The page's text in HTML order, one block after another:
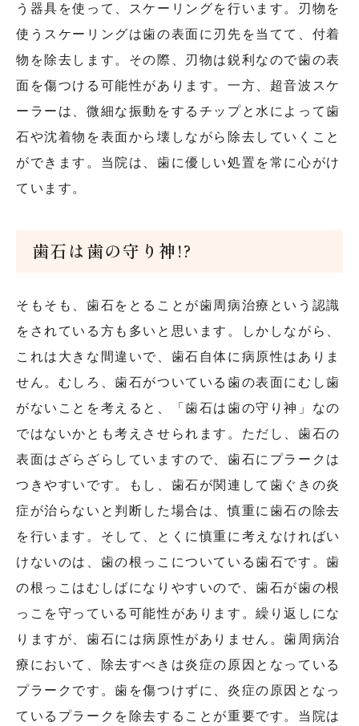
う器具を使って、スケーリングを行います。刃物を
使うスケーリングは歯の表面に刃先を当てて、付着
物を除去します。その際、刃物は鋭利なので歯の表
面を傷つける可能性があります。一方、超音波スケ
ーラーは、微細な振動をするチップと水によって歯
石や沈着物を表面から壊しながら除去していくこと
ができます。当院は、歯に優しい処置を常に心がけ
ています。
歯石は歯の守り神!?
そもそも、歯石をとることが歯周病治療という認識
をされている方も多いと思います。しかしながら、
これは大きな間違いで、歯石自体に病原性はありま
せん。むしろ、歯石がついている歯の表面にむし歯
がないことを考えると、「歯石は歯の守り神」なの
ではないかとも考えさせられます。ただし、歯石の
表面はざらざらしていますので、歯石にプラークは
つきやすいです。もし、歯石が関連して歯ぐきの炎
症が治らないと判断した場合は、慎重に歯石の除去
を行います。そして、とくに慎重に考えなければい
けないのは、歯の根っこについている歯石です。歯
の根っこはむしばになりやすいので、歯石が歯の根
っこを守っている可能性があります。繰り返しにな
りますが、歯石には病原性がありません。歯周病治
療において、除去すべきは炎症の原因となっている
プラークです。歯を傷つけずに、炎症の原因となっ
ているプラークを除去することが重要です。当院は